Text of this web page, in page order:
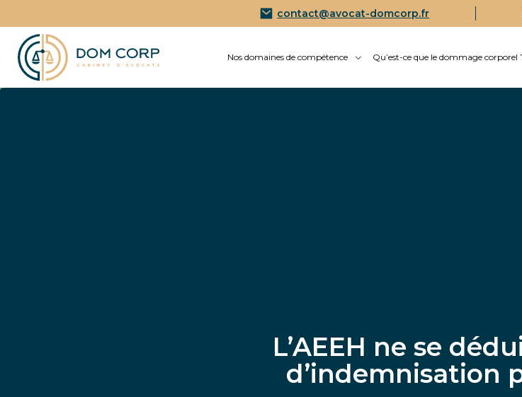
contact@avocat-domcorp.fr
Nos domaines de compétence Qu’est-ce que le dommage corporel
L’AEEH ne se
d’indemnisation